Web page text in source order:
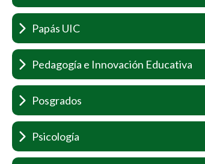
Papás UIC
Pedagogía e Innovación Educativa
Posgrados
Psicología